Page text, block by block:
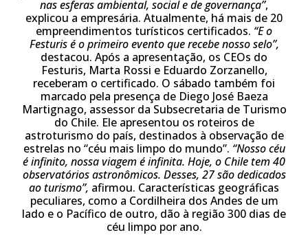
nas esferas ambiental, social e de governança”,
explicou a empresária. Atualmente, há mais de 20
empreendimentos turísticos certificados. “E o
Festuris é o primeiro evento que recebe nosso selo”,
destacou. Após a apresentação, os CEOs do
Festuris, Marta Rossi e Eduardo Zorzanello,
receberam o certificado. O sábado também foi
marcado pela presença de Diego José Baeza
Martignago, assessor da Subsecretaria de Turismo
do Chile. Ele apresentou os roteiros de
astroturismo do país, destinados à observação de
estrelas no “céu mais limpo do mundo”. “Nosso céu
é infinito, nossa viagem é infinita. Hoje, o Chile tem 40
observatórios astronômicos. Desses, 27 são dedicados
ao turismo”, afirmou. Características geográficas
peculiares, como a Cordilheira dos Andes de um
lado e o Pacífico de outro, dão à região 300 dias de
céu limpo por ano.